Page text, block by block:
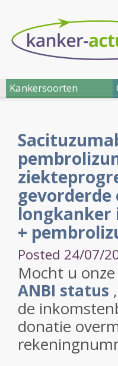
Kankersoorten
longkanker
+
Posted 24/07/
Mocht u
ANBI status
de
donatie